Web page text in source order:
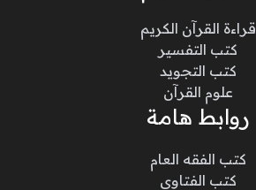
قراءة القرآن الكريم
كتب التفسير
كتب التجويد
علوم القرآن
روابط هامة
كتب الفقه العام
كتب الفتاوى